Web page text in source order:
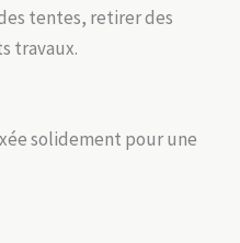
tentes, retirer des
travaux.
solidement pour une